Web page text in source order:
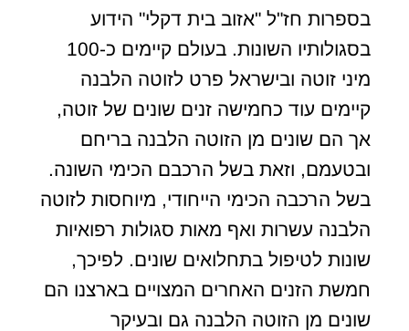
בספרות חז"ל "אזוב בית דקלי" הידוע
בסגולותיו השונות. בעולם קיימים כ-100
מיני זוטה ובישראל פרט לזוטה הלבנה
קיימים עוד כחמישה זנים שונים של זוטה,
אך הם שונים מן הזוטה הלבנה בריחם
ובטעמם, וזאת בשל הרכבם הכימי השונה.
בשל הרכבה הכימי הייחודי, מיוחסות לזוטה
הלבנה עשרות ואף מאות סגולות רפואיות
שונות לטיפול בתחלואים שונים. לפיכך,
חמשת הזנים האחרים המצויים בארצנו הם
שונים מן הזוטה הלבנה גם ובעיקר